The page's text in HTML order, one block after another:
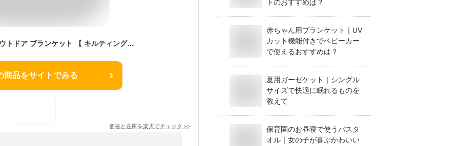
送料無料 KiU キウ アウトドア ブランケット 【 キルティング 撥水 防寒 ひざ掛け 膝掛け 肩掛け 洗える 厚手 収納袋付き クッション 枕 おしゃれ かわいい 暖かい 黒 レディース メンズ 大人 キャンプ リモート ポイント10倍】敬老の日
商品をサイトでみる
価格と在庫を楽天でチェック >>
トのおすすめは？
赤ちゃん用ブランケット｜UV
カット機能付きでベビーカー
で使えるおすすめは？
夏用ガーゼケット｜シングル
サイズで快適に眠れるものを
教えて
保育園のお昼寝で使うバスタ
オル｜女の子が喜ぶかわいい